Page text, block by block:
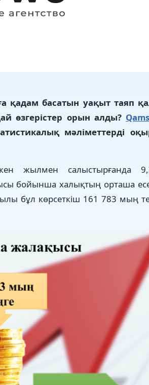
басатын уақыт таяп
өзгерістер орын алды?
мәліметтерді
жылмен салыстырғанда
бойынша халықтың орташа
бұл көрсеткіш 161 783 мың